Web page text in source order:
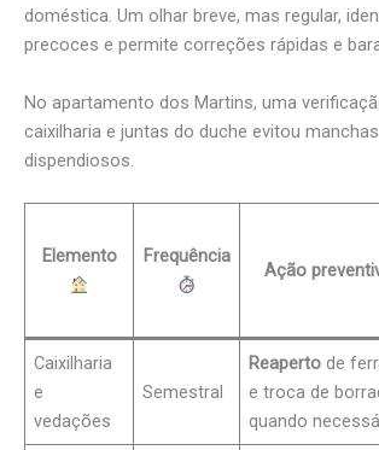
doméstica. Um olhar breve, mas regular,
precoces e permite correções rápidas e
No apartamento dos Martins, uma
caixilharia e juntas do duche evitou
dispendiosos.
Elemento Frequência
Ação
Caixilharia
e
vedações
Semestral
Reaperto de
e troca de
quando